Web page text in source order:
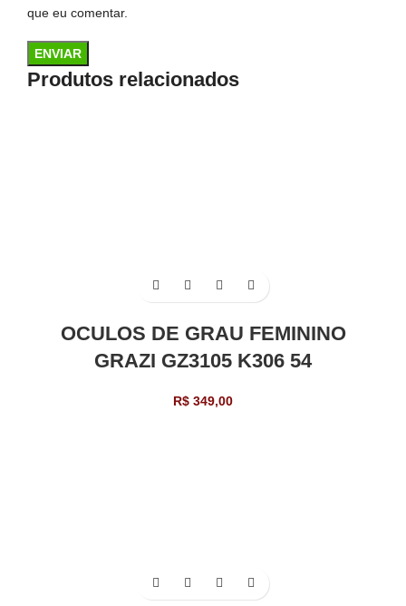
que eu comentar.
Produtos relacionados
OCULOS DE GRAU FEMININO
GRAZI GZ3105 K306 54
R$ 349,00